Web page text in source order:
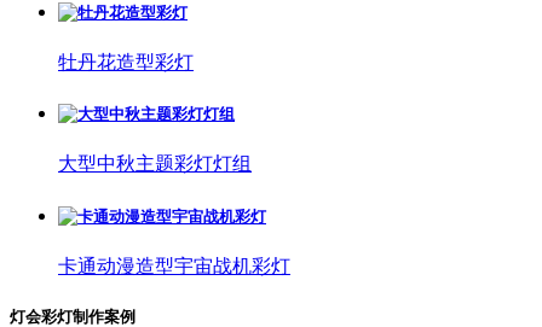
牡丹花造型彩灯
大型中秋主题彩灯灯组
卡通动漫造型宇宙战机彩灯
灯会彩灯制作案例